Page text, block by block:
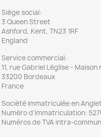
Siège social:
3 Queen Street
Ashford, Kent, TN23 1RF
England
Service commercial:
11, rue Gabriel Léglise - Maison
33200 Bordeaux
France
Société immatriculée en
Numéro d’immatriculation:
Numéros de TVA intra-